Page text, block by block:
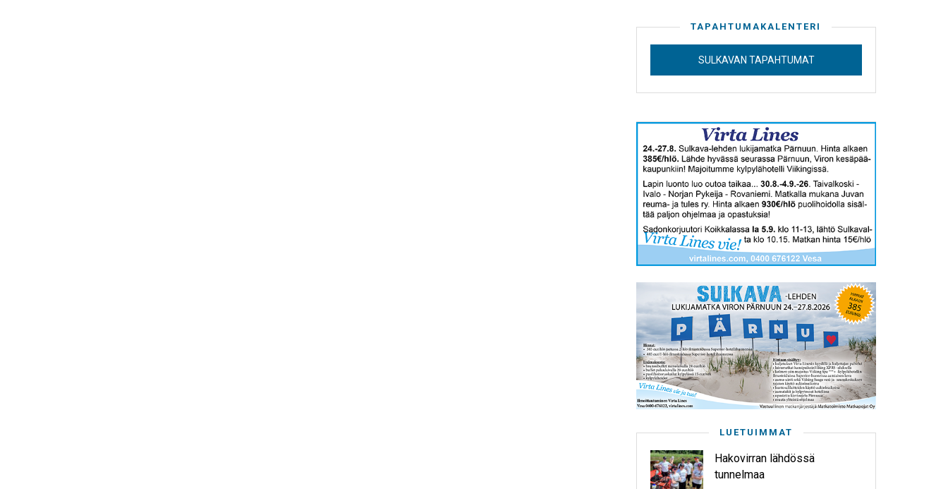
TAPAHTUMAKALENTERI
SULKAVAN TAPAHTUMAT
LUETUIMMAT
Hakovirran lähdössä
tunnelmaa